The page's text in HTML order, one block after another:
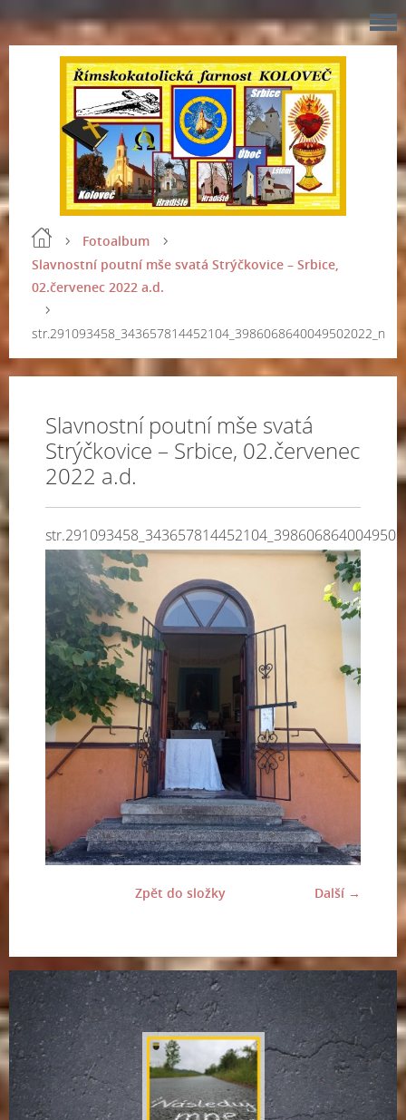
Fotoalbum
Slavnostní poutní mše svatá Strýčkovice – Srbice,
02.červenec 2022 a.d.
str.291093458_343657814452104_3986068640049502022_n
Slavnostní poutní mše svatá
Strýčkovice – Srbice, 02.červenec
2022 a.d.
Další →
Zpět do složky